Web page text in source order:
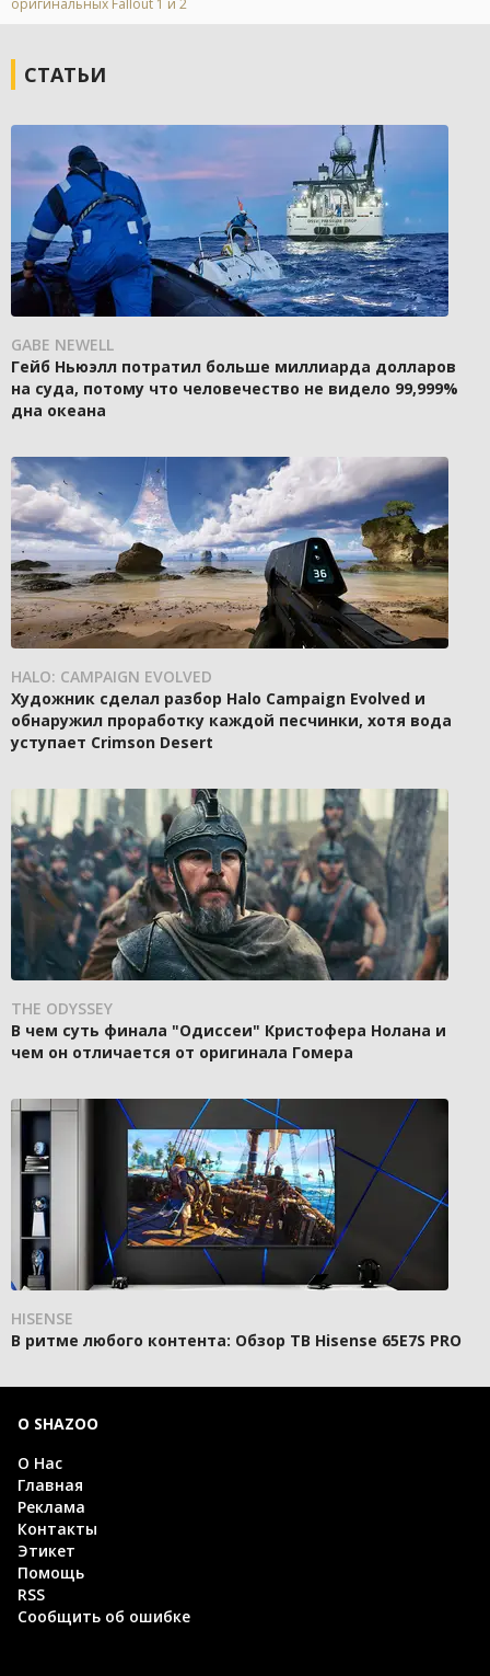
оригинальных Fallout 1 и 2
СТАТЬИ
GABE NEWELL
Гейб Ньюэлл потратил больше миллиарда долларов
на суда, потому что человечество не видело 99,999%
дна океана
HALO: CAMPAIGN EVOLVED
Художник сделал разбор Halo Campaign Evolved и
обнаружил проработку каждой песчинки, хотя вода
уступает Crimson Desert
THE ODYSSEY
В чем суть финала "Одиссеи" Кристофера Нолана и
чем он отличается от оригинала Гомера
HISENSE
В ритме любого контента: Обзор ТВ Hisense 65E7S PRO
О SHAZOO
О Нас
Главная
Реклама
Контакты
Этикет
Помощь
RSS
Сообщить об ошибке